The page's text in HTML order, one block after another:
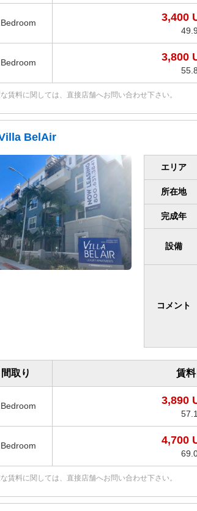
3,400
3,800
賃料に関しては、直接店舗へお問い合わせ下さい。
BelAir
エリア
所在地
完成年
設備
コメント
間取り 賃
3,890
4,700
賃料に関しては、直接店舗へお問い合わせ下さい。